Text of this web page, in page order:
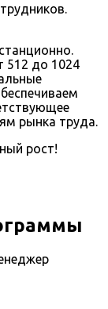
512 до 1024
рынка труда.
рост!